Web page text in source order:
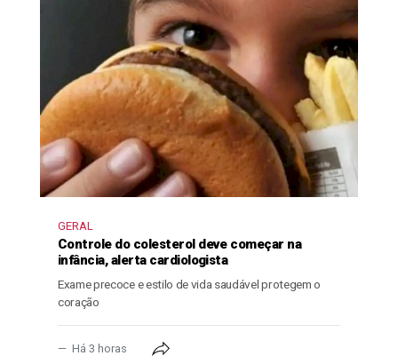
GERAL
Controle do colesterol deve começar na
infância, alerta cardiologista
Exame precoce e estilo de vida saudável protegem o
coração
Há 3 horas